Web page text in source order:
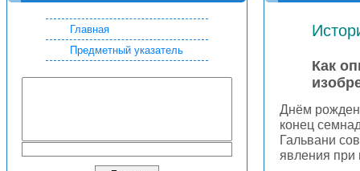
Главная
Предметный указатель
Как
Днём
конец
Гальвани
явления